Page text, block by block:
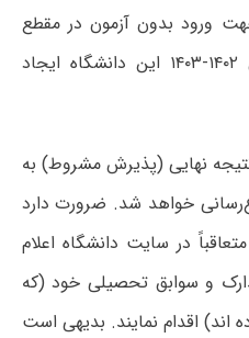
ورود بدون آزمون در مقطع
کارشناسی ارشد سال تحصیلی ۱۴۰۲-۱۴۰۳ این دانشگاه ایجاد
نهایی (پذیرش مشروط) به
خواهد شد. ضرورت دارد
در سایت دانشگاه اعلام
و سوابق تحصیلی خود (که
اند) اقدام نمایند. بدیهی است